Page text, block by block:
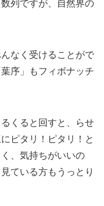
列ですが、自然界の
なく受けることがで
序」もフィボナッチ
くると回すと、らせ
ピタリ！ピタリ！と
、気持ちがいいの
ている方もうっとり